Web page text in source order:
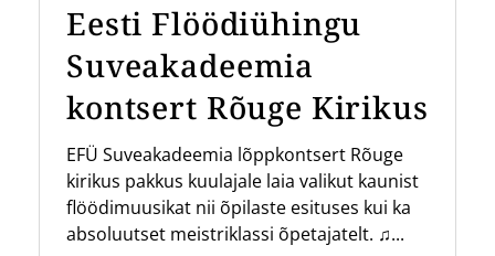
Eesti Flöödiühingu
Suveakadeemia
kontsert Rõuge Kirikus
EFÜ Suveakadeemia lõppkontsert Rõuge
kirikus pakkus kuulajale laia valikut kaunist
flöödimuusikat nii õpilaste esituses kui ka
absoluutset meistriklassi õpetajatelt. ♫...